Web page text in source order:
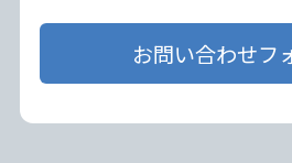
お問い合わせフ